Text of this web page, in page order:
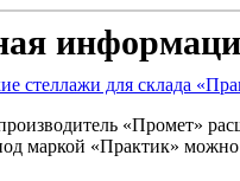
стеллажи для склада
«Промет»
маркой «Практик» можно